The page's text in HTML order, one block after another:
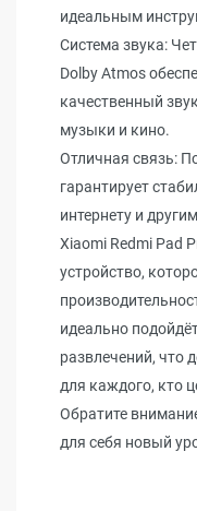
идеальным
Система звука:
Dolby Atmos
качественный
музыки и кино.
Отличная связь:
гарантирует
интернету и
Xiaomi Redmi Pad
устройство,
идеально
развлечений, что
для каждого, кто
Обратите
для себя новый